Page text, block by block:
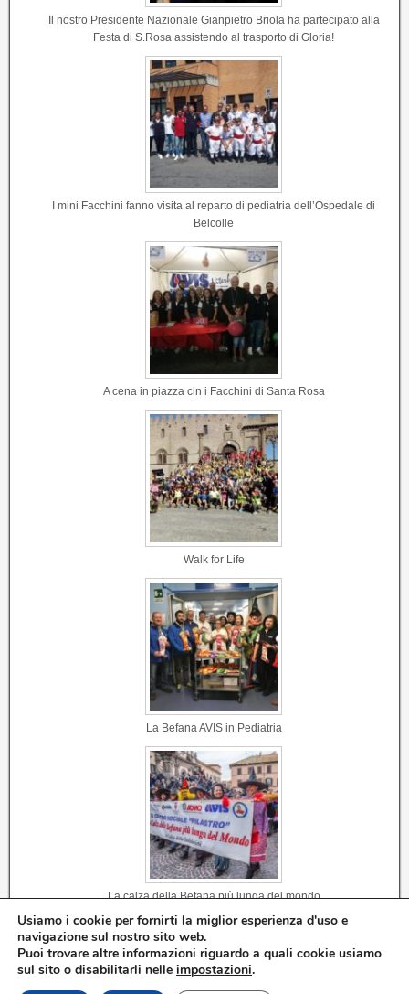
Il nostro Presidente Nazionale Gianpietro Briola ha partecipato alla
Festa di S.Rosa assistendo al trasporto di Gloria!
I mini Facchini fanno visita al reparto di pediatria dell’Ospedale di
Belcolle
A cena in piazza cin i Facchini di Santa Rosa
Walk for Life
La Befana AVIS in Pediatria
La calza della Befana più lunga del mondo
Usiamo i cookie per fornirti la miglior esperienza d'uso e
navigazione sul nostro sito web.
Puoi trovare altre informazioni riguardo a quali cookie usiamo
sul sito o disabilitarli nelle impostazioni.